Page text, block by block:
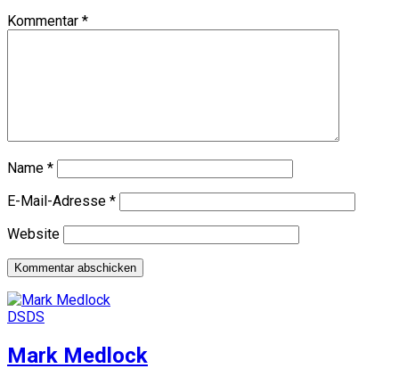
Kommentar *
Name *
E-Mail-Adresse *
Website
DSDS
Mark Medlock